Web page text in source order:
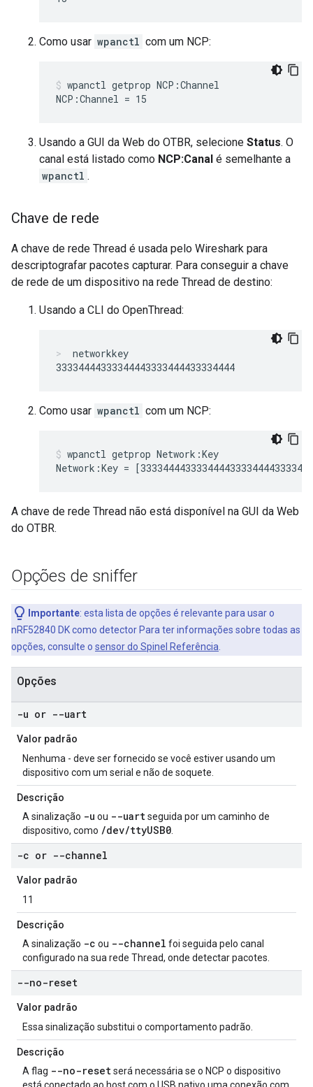
Como usar wpanctl com um NCP:
wpanctl getprop NCP:Channel
Usando a GUI da Web do OTBR, selecione Status. O
canal está listado como NCP:Canal é semelhante a
wpanctl .
Chave de rede
A chave de rede Thread é usada pelo Wireshark para
descriptografar pacotes capturar. Para conseguir a chave
de rede de um dispositivo na rede Thread de destino:
Usando a CLI do OpenThread:
networkkey
Como usar wpanctl com um NCP:
wpanctl getprop Network:Key
A chave de rede Thread não está disponível na GUI da Web
do OTBR.
Opções de sniffer
Importante: esta lista de opções é relevante para usar o
nRF52840 DK como detector Para ter informações sobre todas as
opções, consulte o sensor do Spinel Referência
Opções
-u or --uart
Valor padrão
Nenhuma - deve ser fornecido se você estiver usando um
dispositivo com um serial e não de soquete.
Descrição
A sinalização -u ou --uartseguida por um caminho de
dispositivo, como /dev/ttyUSB0
-c or --channel
Valor padrão
11
Descrição
A sinalização -c ou --channel foi seguida pelo canal
configurado na sua rede Thread, onde detectar pacotes.
--no-reset
Valor padrão
Essa sinalização substitui o comportamento padrão.
Descrição
A flag --no-resetserá necessária se o NCP o dispositivo